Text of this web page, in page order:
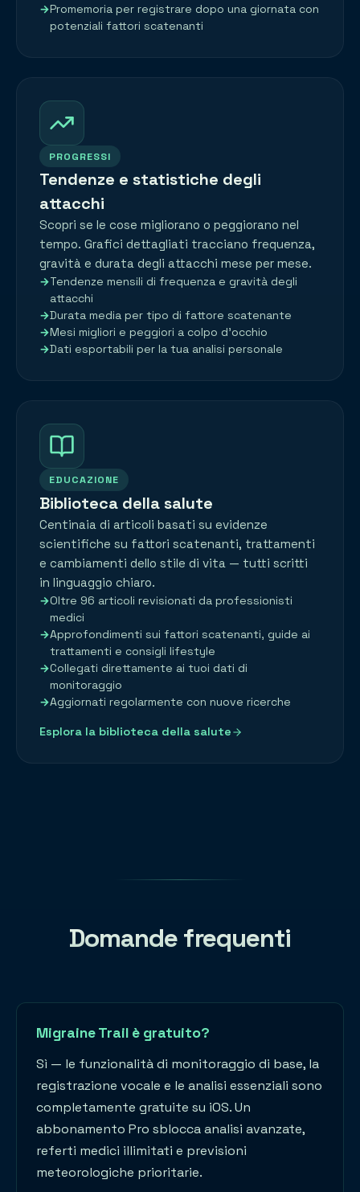
Promemoria per registrare dopo una giornata con
potenziali fattori scatenanti
PROGRESSI
Tendenze e statistiche degli
attacchi
Scopri se le cose migliorano o peggiorano nel
tempo. Grafici dettagliati tracciano frequenza,
gravità e durata degli attacchi mese per mese.
Tendenze mensili di frequenza e gravità degli
attacchi
Durata media per tipo di fattore scatenante
Mesi migliori e peggiori a colpo d'occhio
Dati esportabili per la tua analisi personale
EDUCAZIONE
Biblioteca della salute
Centinaia di articoli basati su evidenze
scientifiche su fattori scatenanti, trattamenti
e cambiamenti dello stile di vita — tutti scritti
in linguaggio chiaro.
Oltre 96 articoli revisionati da professionisti
medici
Approfondimenti sui fattori scatenanti, guide ai
trattamenti e consigli lifestyle
Collegati direttamente ai tuoi dati di
monitoraggio
Aggiornati regolarmente con nuove ricerche
Esplora la biblioteca della salute
Domande frequenti
Migraine Trail è gratuito?
Sì — le funzionalità di monitoraggio di base, la
registrazione vocale e le analisi essenziali sono
completamente gratuite su iOS. Un
abbonamento Pro sblocca analisi avanzate,
referti medici illimitati e previsioni
meteorologiche prioritarie.